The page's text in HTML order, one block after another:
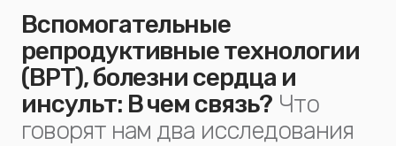
Вспомогательные
репродуктивные технологии
(ВРТ), болезни сердца и
инсульт: В чем связь? Что
говорят нам два исследования